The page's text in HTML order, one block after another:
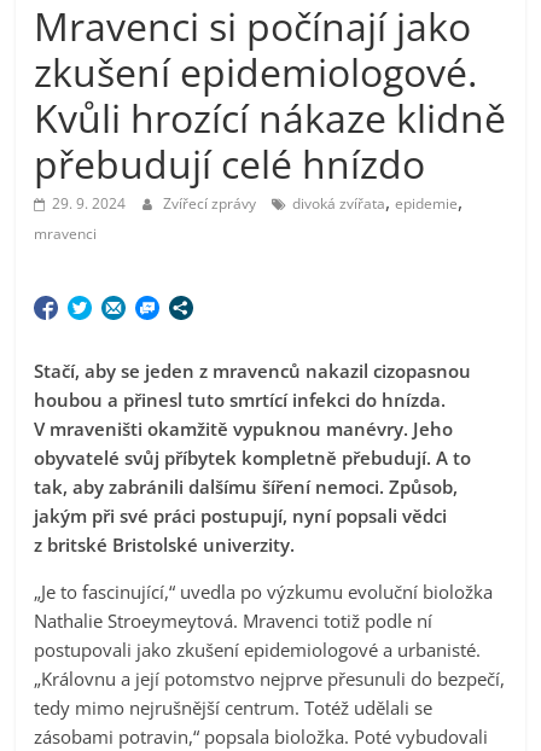
Mravenci si počínají jako
zkušení epidemiologové.
Kvůli hrozící nákaze klidně
přebudují celé hnízdo
29. 9. 2024 Zvířecí zprávy divoká zvířata,epidemie,
mravenci
Stačí, aby se jeden z mravenců nakazil cizopasnou
houbou a přinesl tuto smrtící infekci do hnízda.
V mraveništi okamžitě vypuknou manévry. Jeho
obyvatelé svůj příbytek kompletně přebudují. A to
tak, aby zabránili dalšímu šíření nemoci. Způsob,
jakým při své práci postupují, nyní popsali vědci
z britské Bristolské univerzity.
„Je to fascinující,“ uvedla po výzkumu evoluční bioložka
Nathalie Stroeymeytová. Mravenci totiž podle ní
postupovali jako zkušení epidemiologové a urbanisté.
„Královnu a její potomstvo nejprve přesunuli do bezpečí,
tedy mimo nejrušnější centrum. Totéž udělali se
zásobami potravin,“ popsala bioložka. Poté vybudovali